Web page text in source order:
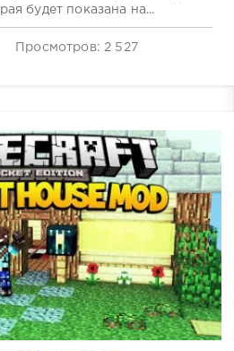
будет показана на...
Просмотров: 2 527